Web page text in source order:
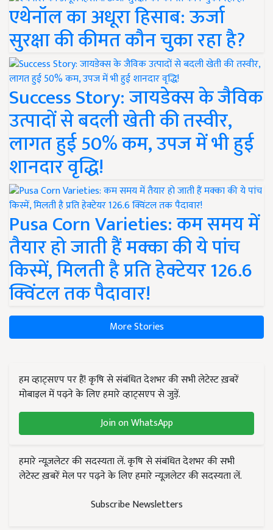
एथेनॉल का अधूरा हिसाब: ऊर्जा
सुरक्षा की कीमत कौन चुका रहा है?
Success Story: जायडेक्स के जैविक
उत्पादों से बदली खेती की तस्वीर,
लागत हुई 50% कम, उपज में भी हुई
शानदार वृद्धि!
Pusa Corn Varieties: कम समय में
तैयार हो जाती हैं मक्का की ये पांच
किस्में, मिलती है प्रति हेक्टेयर 126.6
क्विंटल तक पैदावार!
More Stories
हम व्हाट्सएप पर हैं! कृषि से संबंधित देशभर की सभी लेटेस्ट ख़बरें
मोबाइल में पढ़ने के लिए हमारे व्हाट्सएप से जुड़ें.
Join on WhatsApp
हमारे न्यूज़लेटर की सदस्यता लें. कृषि से संबंधित देशभर की सभी
लेटेस्ट ख़बरें मेल पर पढ़ने के लिए हमारे न्यूज़लेटर की सदस्यता लें.
Subscribe Newsletters